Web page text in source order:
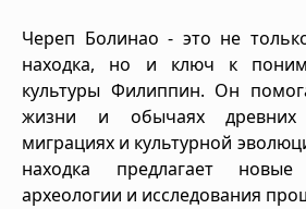
Череп Болинао - это не
находка, но и ключ к
культуры Филиппин. Он
жизни и обычаях древних
миграциях и культурной
находка предлагает
археологии и исследования